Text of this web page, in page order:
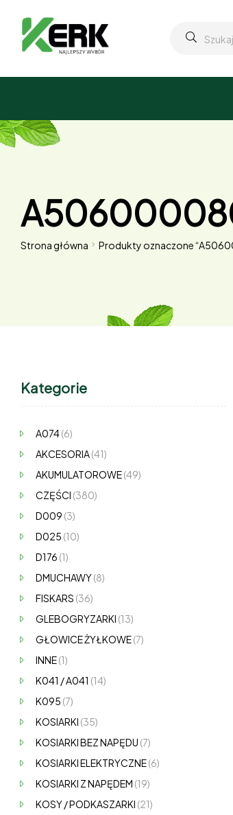
Strona główna Produkty oznaczone
Kategorie
A074(6)
AKCESORIA(41)
AKUMULATOROWE(49)
CZĘŚCI (380)
D009 (3)
D025 (10)
D176 (1)
DMUCHAWY(8)
FISKARS (36)
GLEBOGRYZARKI (13)
GŁOWICE ŻYŁKOWE(7)
INNE(1)
K041 / A041 (14)
K095 (7)
KOSIARKI (35)
KOSIARKI BEZ NAPĘDU (7)
KOSIARKI ELEKTRYCZNE(6)
KOSIARKI Z NAPĘDEM (19)
KOSY / PODKASZARKI (21)